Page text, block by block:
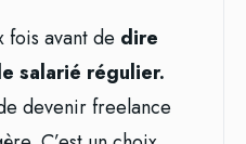
fois avant de dire
salarié régulier.
devenir freelance